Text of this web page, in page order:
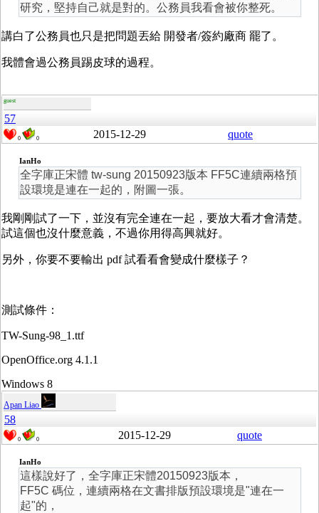
研究，堅持自己就是對的。公務員我看會被你整死。
講白了公務員也只是把問題丟給 開發者/簽約廠商 罷了。
我體會過公務員踢皮球的過程。
guest
57
0 0 2015-12-29 quote
IanHo
全字庫正宋體 tw-sung 20150923版本 FF5C連續兩格預
設環境是連在一起的，附圖一張。
我剛剛試了一下，並沒有完全連在一起，要放大看才會清楚。
試這個也沒什麼意義，不過你用得高興就好。
另外，你要不要輸出 pdf 試看看會變成什麼樣子？
測試條件：
TW-Sung-98_1.ttf
OpenOffice.org 4.1.1
Windows 8
Apan Liao
58
0 0 2015-12-29 quote
IanHo
這樣說好了，全字庫正宋體20150923版本，
FF5C 碼位，連續兩格在文書排版預設環境是"連在一
起"的，